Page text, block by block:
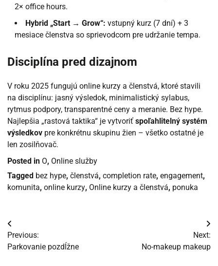
2× office hours.
Hybrid „Start → Grow“: vstupný kurz (7 dní) + 3
mesiace členstva so sprievodcom pre udržanie tempa.
Disciplína pred dizajnom
V roku 2025 fungujú online kurzy a členstvá, ktoré stavili
na disciplínu: jasný výsledok, minimalistický sylabus,
rytmus podpory, transparentné ceny a meranie. Bez hype.
Najlepšia „rastová taktika“ je vytvoriť spoľahlitelný systém
výsledkov pre konkrétnu skupinu žien – všetko ostatné je
len zosilňovač.
Posted in O, Online služby
Tagged bez hype, členstvá, completion rate, engagement,
komunita, online kurzy, Online kurzy a členstvá, ponuka
Navigácia
v
Previous:
Parkovanie pozdĺžne
Next:
No-makeup makeup